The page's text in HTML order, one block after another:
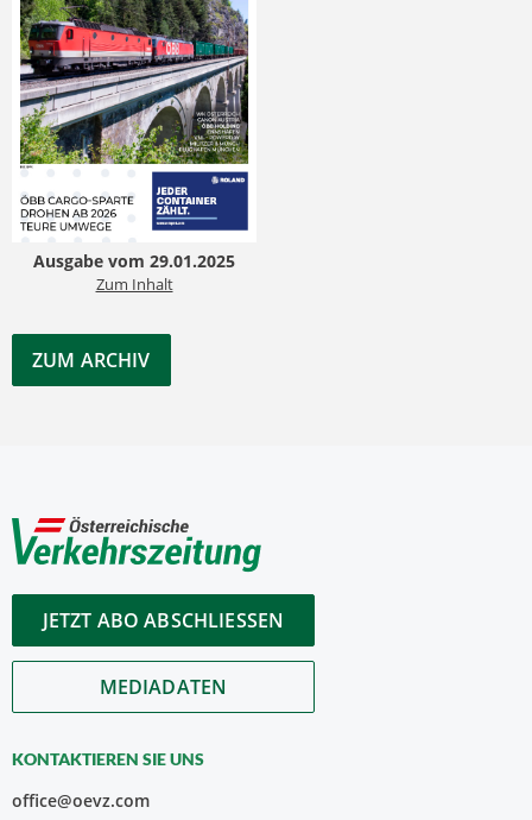
Ausgabe vom 29.01.2025
Zum Inhalt
ZUM ARCHIV
JETZT ABO ABSCHLIESSEN
MEDIADATEN
KONTAKTIEREN SIE UNS
office@oevz.com